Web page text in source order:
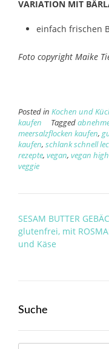
VARIATION MIT
einfach frischen
Foto copyright Maike
Posted in Kochen und
kaufen
Tagged
meersalzflocken kaufen,
kaufen, schlank schnell
rezepte, vegan, vegan
veggie
Post
navigation
SESAM BUTTER
glutenfrei, mit
und Käse
Suche